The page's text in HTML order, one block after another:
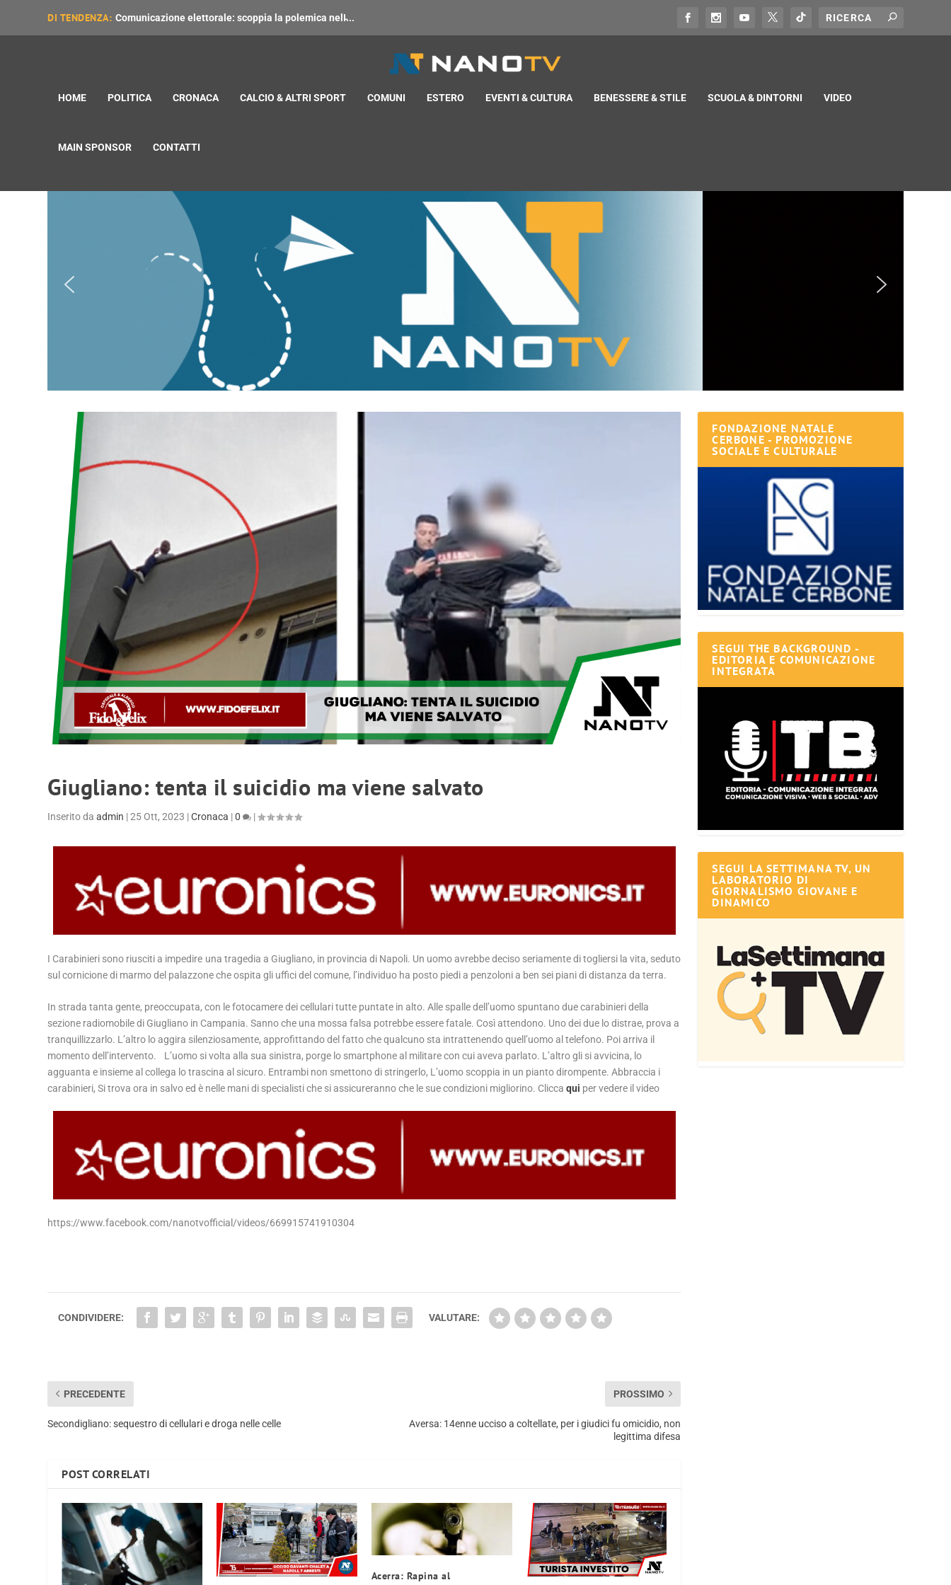
DI TENDENZA: Comunicazione elettorale: scoppia la polemica nell̵...
HOME POLITICA CRONACA CALCIO & ALTRI SPORT COMUNI ESTERO EVENTI & CULTURA BENESSERE & STILE SCUOLA & DINTORNI VIDEO
MAIN SPONSOR CONTATTI
Giugliano: tenta il suicidio ma viene salvato
Inserito daadmin |25 Ott, 2023 |Cronaca |0 |
I Carabinieri sono riusciti a impedire una tragedia a Giugliano, in provincia di Napoli. Un uomo avrebbe deciso seriamente di togliersi la vita, seduto
sul cornicione di marmo del palazzone che ospita gli uffici del comune, l’individuo ha posto piedi a penzoloni a ben sei piani di distanza da terra.
In strada tanta gente, preoccupata, con le fotocamere dei cellulari tutte puntate in alto. Alle spalle dell’uomo spuntano due carabinieri della
sezione radiomobile di Giugliano in Campania. Sanno che una mossa falsa potrebbe essere fatale. Così attendono. Uno dei due lo distrae, prova a
tranquillizzarlo. L’altro lo aggira silenziosamente, approfittando del fatto che qualcuno sta intrattenendo quell’uomo al telefono. Poi arriva il
momento dell’intervento. L’uomo si volta alla sua sinistra, porge lo smartphone al militare con cui aveva parlato. L’altro gli si avvicina, lo
agguanta e insieme al collega lo trascina al sicuro. Entrambi non smettono di stringerlo, L’uomo scoppia in un pianto dirompente. Abbraccia i
carabinieri, Si trova ora in salvo ed è nelle mani di specialisti che si assicureranno che le sue condizioni migliorino. Cliccaqui per vedere il video
https://www.facebook.com/nanotvofficial/videos/669915741910304
CONDIVIDERE: VALUTARE:
PRECEDENTE
Secondigliano: sequestro di cellulari e droga nelle celle
PROSSIMO
Aversa: 14enne ucciso a coltellate, per i giudici fu omicidio, non
legittima difesa
POST CORRELATI
Acerra: Rapina al
FONDAZIONE NATALE
CERBONE - PROMOZIONE
SOCIALE E CULTURALE
SEGUI THE BACKGROUND -
EDITORIA E COMUNICAZIONE
INTEGRATA
SEGUI LA SETTIMANA TV, UN
LABORATORIO DI
GIORNALISMO GIOVANE E
DINAMICO